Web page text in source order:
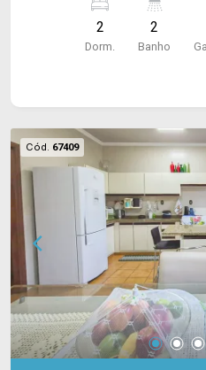
de apoio. Conta ainda
02 veículos. Acabamento: laje, piso frio, azulejos
e ventiladores de teto.
2
Dorm.
2
Banho
Cód. 67409